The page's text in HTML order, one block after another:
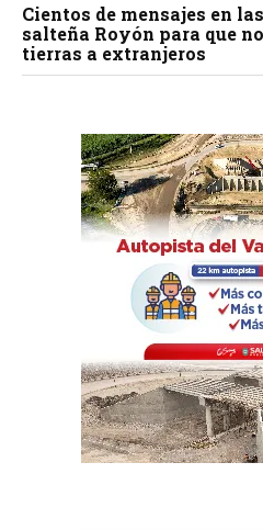
Cientos de mensajes en
salteña Royón para que
tierras a extranjeros